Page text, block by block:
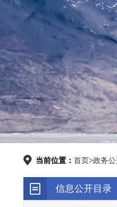
当前位置： 首页>政务
信息公开目录